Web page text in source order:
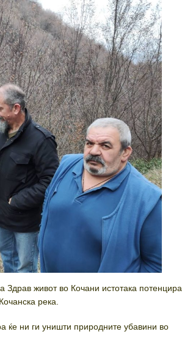
Здрав живот во Кочани истотака потенцира
река.
ќе ни ги уништи природните убавини во